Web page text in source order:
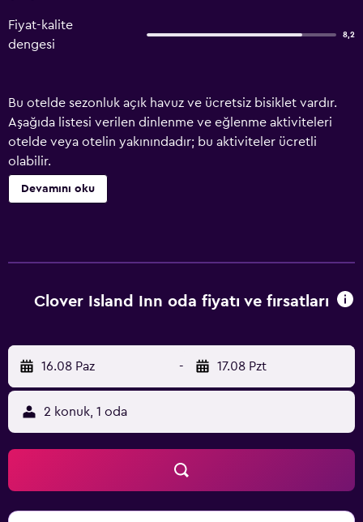
Fiyat-kalite
dengesi
8,2
Bu otelde sezonluk açık havuz ve ücretsiz bisiklet vardır.
Aşağıda listesi verilen dinlenme ve eğlenme aktiviteleri
otelde veya otelin yakınındadır; bu aktiviteler ücretli
olabilir.
Devamını oku
Clover Island Inn oda fiyatı ve fırsatları
16.08 Paz - 17.08 Pzt
2 konuk, 1 oda